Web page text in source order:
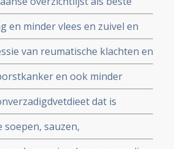
en minder vlees en zuivel en
van reumatische klachten en
studie
en ook minder
van grote langjarige studie
risicogroep copy 1dat is
effect op hart- en
voedingsadviezen blijkt uit
sauzen,
zoals hotdogs, frisdrank,